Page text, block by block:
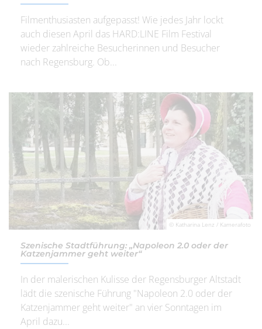
Filmenthusiasten aufgepasst! Wie jedes Jahr lockt
auch diesen April das HARD:LINE Film Festival
wieder zahlreiche Besucherinnen und Besucher
nach Regensburg. Ob...
© Katharina Lenz / Kamerafoto
Szenische Stadtführung: „Napoleon 2.0 oder der
Katzenjammer geht weiter“
In der malerischen Kulisse der Regensburger Altstadt
lädt die szenische Führung "Napoleon 2.0 oder der
Katzenjammer geht weiter" an vier Sonntagen im
April dazu...